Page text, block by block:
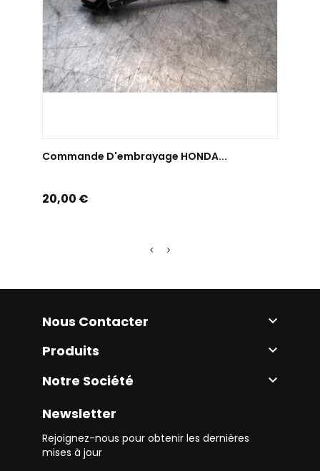
Commande D'embrayage HONDA...
Prix
20,00 €
Nous Contacter 
Produits 
Notre Société 
Newsletter
Rejoignez-nous pour obtenir les dernières
mises à jour